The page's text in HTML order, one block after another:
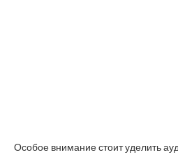
Особое внимание стоит уделить